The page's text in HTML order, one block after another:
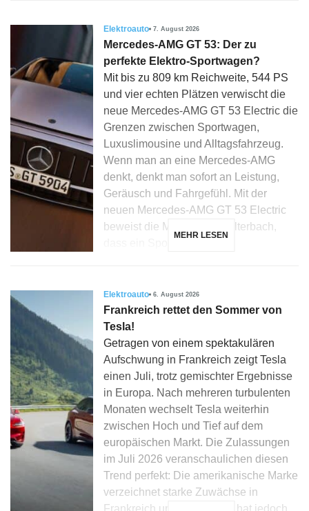
Elektroauto 7. August 2026
Mercedes-AMG GT 53: Der zu
perfekte Elektro-Sportwagen?
Mit bis zu 809 km Reichweite, 544 PS
und vier echten Plätzen verwischt die
neue Mercedes-AMG GT 53 Electric die
Grenzen zwischen Sportwagen,
Luxuslimousine und Alltagsfahrzeug.
Wenn man an eine Mercedes-AMG
denkt, denkt man sofort an Leistung,
Geräusch und Fahrgefühl. Mit der
neuen Mercedes-AMG GT 53 Electric
beweist die Marke aus Affalterbach,
MEHR LESEN
Elektroauto 6. August 2026
Frankreich rettet den Sommer von
Tesla!
Getragen von einem spektakulären
Aufschwung in Frankreich zeigt Tesla
einen Juli, trotz gemischter Ergebnisse
in Europa. Nach mehreren turbulenten
Monaten wechselt Tesla weiterhin
zwischen Hoch und Tief auf dem
europäischen Markt. Die Zulassungen
im Juli 2026 veranschaulichen diesen
Trend perfekt: Die amerikanische Marke
verzeichnet starke Zuwächse in